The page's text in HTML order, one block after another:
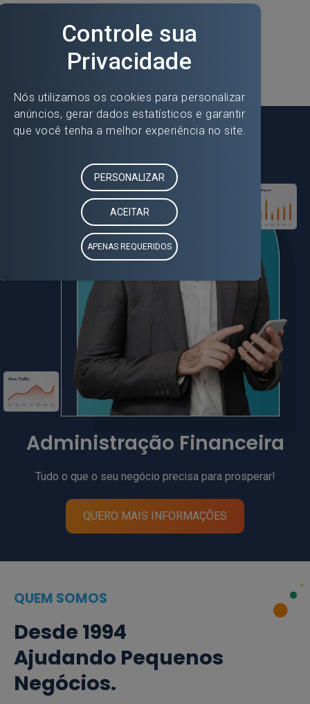
Administração Financeira
Tudo o que o seu negócio precisa para prosperar!
QUERO MAIS INFORMAÇÕES
QUEM SOMOS
Desde 1994
Ajudando Pequenos
Negócios.